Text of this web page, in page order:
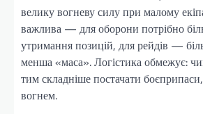
велику вогневу силу при малому
важлива — для оборони потрібно
утримання позицій, для рейдів —
менша «маса». Логістика обмежує:
тим складніше постачати
вогнем.